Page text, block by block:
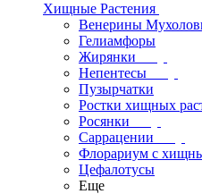
Хищные Растения
Венерины
Гелиамфоры
Жирянки
Непентесы
Пузырчатки
Ростки хищных
Росянки
Саррацении
Флорариум с
Цефалотусы
Еще